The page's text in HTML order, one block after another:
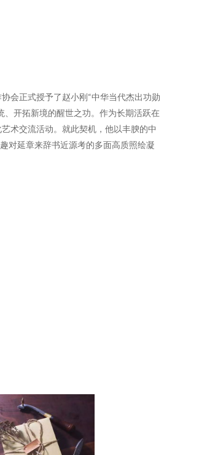
会正式授予了赵小刚“中华当代杰出功勋
、开拓新境的醒世之功。作为长期活跃在
术交流活动。就此契机，他以丰腴的中
对延章来辞书近源考的多面高质照绘凝